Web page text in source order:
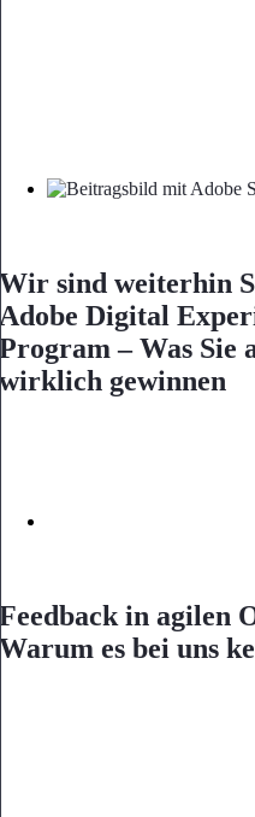
Wir sind weiterhin
Adobe Digital
Program – Was Sie
wirklich gewinnen
Feedback in agilen
Warum es bei uns